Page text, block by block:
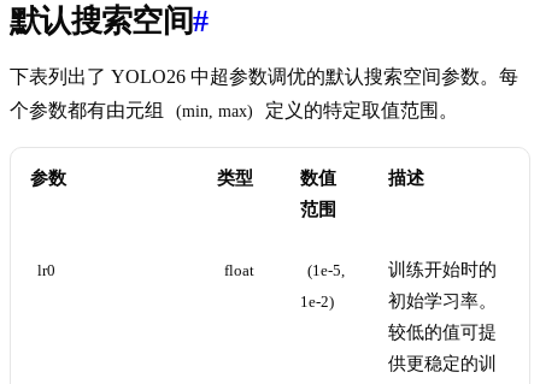
默认搜索空间#
下表列出了 YOLO26 中超参数调优的默认搜索空间参数。每
个参数都有由元组
(min, max) 定义的特定取值范围。
参数 类型
数值
范围
描述
lr0 float
(1e-5,
1e-2)
训练开始时的
初始学习率。
较低的值可提
供更稳定的训